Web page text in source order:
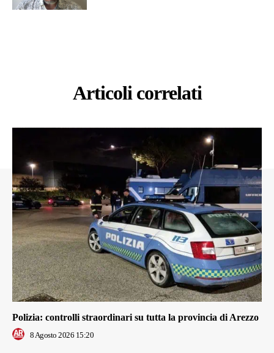
Articoli correlati
Polizia: controlli straordinari su tutta la provincia di Arezzo
8 Agosto 2026 15:20